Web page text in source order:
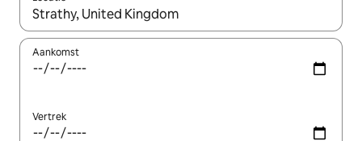
Wanneer er resultaten beschikbaar zijn, maak je een keuze
Aankomst
Vertrek